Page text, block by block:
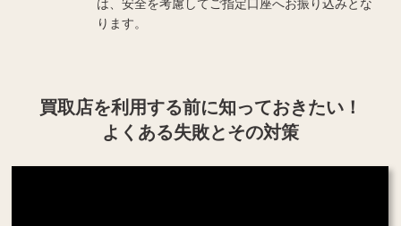
は、安全を考慮してご指定口座へお振り込みとな
ります。
買取店を利用する前に知っておきたい！
よくある失敗とその対策